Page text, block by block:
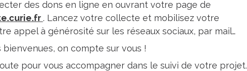
des dons en ligne en ouvrant votre page de
. Lancez votre collecte et mobilisez votre
appel à générosité sur les réseaux sociaux, par mail…
on compte sur vous !
pour vous accompagner dans le suivi de votre projet.